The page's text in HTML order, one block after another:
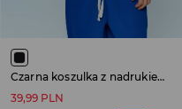
Czarna koszulka z nadrukiem Snorlax
39,99 PLN